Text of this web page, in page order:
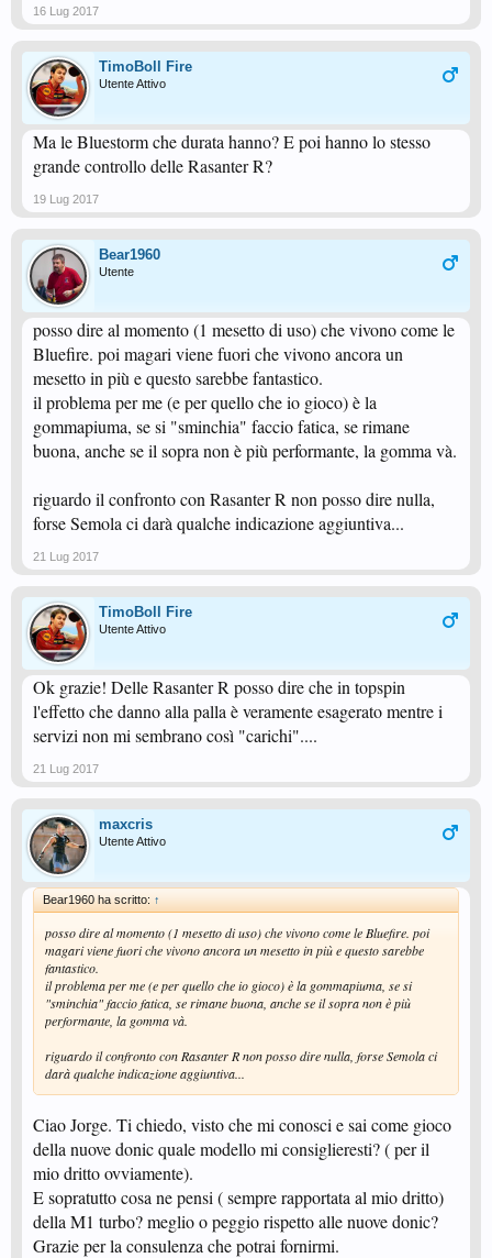
16 Lug 2017
TimoBoll Fire
Utente Attivo
Ma le Bluestorm che durata hanno? E poi hanno lo stesso
grande controllo delle Rasanter R?
19 Lug 2017
Bear1960
Utente
posso dire al momento (1 mesetto di uso) che vivono come le
Bluefire. poi magari viene fuori che vivono ancora un
mesetto in più e questo sarebbe fantastico.
il problema per me (e per quello che io gioco) è la
gommapiuma, se si "sminchia" faccio fatica, se rimane
buona, anche se il sopra non è più performante, la gomma và.
riguardo il confronto con Rasanter R non posso dire nulla,
forse Semola ci darà qualche indicazione aggiuntiva...
21 Lug 2017
TimoBoll Fire
Utente Attivo
Ok grazie! Delle Rasanter R posso dire che in topspin
l'effetto che danno alla palla è veramente esagerato mentre i
servizi non mi sembrano così "carichi"....
21 Lug 2017
maxcris
Utente Attivo
Bear1960 ha scritto: ↑
posso dire al momento (1 mesetto di uso) che vivono come le Bluefire. poi
magari viene fuori che vivono ancora un mesetto in più e questo sarebbe
fantastico.
il problema per me (e per quello che io gioco) è la gommapiuma, se si
"sminchia" faccio fatica, se rimane buona, anche se il sopra non è più
performante, la gomma và.
riguardo il confronto con Rasanter R non posso dire nulla, forse Semola ci
darà qualche indicazione aggiuntiva...
Ciao Jorge. Ti chiedo, visto che mi conosci e sai come gioco
della nuove donic quale modello mi consiglieresti? ( per il
mio dritto ovviamente).
E sopratutto cosa ne pensi ( sempre rapportata al mio dritto)
della M1 turbo? meglio o peggio rispetto alle nuove donic?
Grazie per la consulenza che potrai fornirmi.